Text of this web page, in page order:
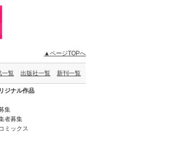
▲ページTOPへ
一覧 出版社一覧 新刊一覧
ジナル作品
集
者募集
ミックス